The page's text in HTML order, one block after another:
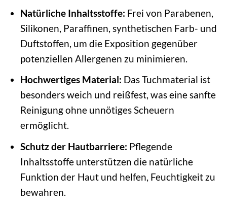
Natürliche Inhaltsstoffe: Frei von Parabenen,
Silikonen, Paraffinen, synthetischen Farb- und
Duftstoffen, um die Exposition gegenüber
potenziellen Allergenen zu minimieren.
Hochwertiges Material: Das Tuchmaterial ist
besonders weich und reißfest, was eine sanfte
Reinigung ohne unnötiges Scheuern
ermöglicht.
Schutz der Hautbarriere: Pflegende
Inhaltsstoffe unterstützen die natürliche
Funktion der Haut und helfen, Feuchtigkeit zu
bewahren.